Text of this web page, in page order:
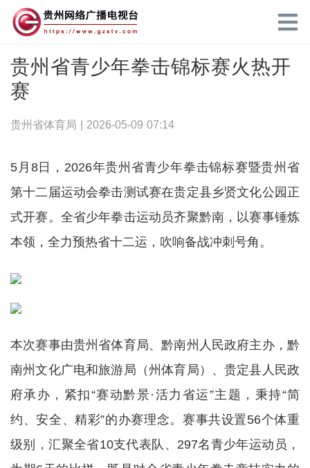
贵州省青少年拳击锦标赛火热开
赛
贵州省体育局 | 2026-05-09 07:14
5月8日，2026年贵州省青少年拳击锦标赛暨贵州省
第十二届运动会拳击测试赛在贵定县乡贤文化公园正
式开赛。全省少年拳击运动员齐聚黔南，以赛事锤炼
本领，全力预热省十二运，吹响备战冲刺号角。
本次赛事由贵州省体育局、黔南州人民政府主办，黔
南州文化广电和旅游局（州体育局）、贵定县人民政
府承办，紧扣“赛动黔景·活力省运”主题，秉持“简
约、安全、精彩”的办赛理念。赛事共设置56个体重
级别，汇聚全省10支代表队、297名青少年运动员，